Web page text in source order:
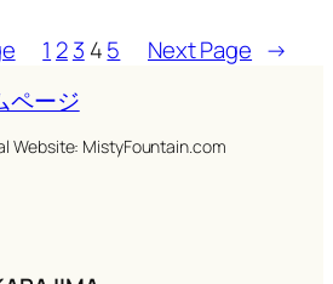
1 23 45 Next Page →
ページ
Website: MistyFountain.com